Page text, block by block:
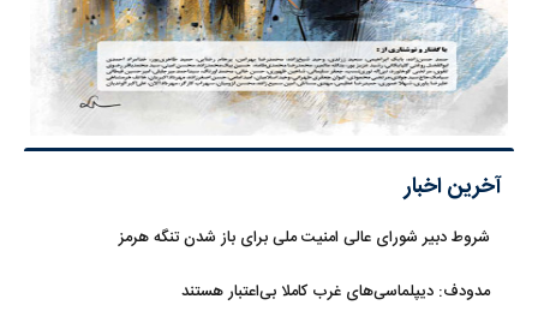
آخرین اخبار
شروط دبیر شورای عالی امنیت ملی برای باز شدن تنگه هرمز
مدودف: دیپلماسی‌های غرب کاملا بی‌اعتبار هستند